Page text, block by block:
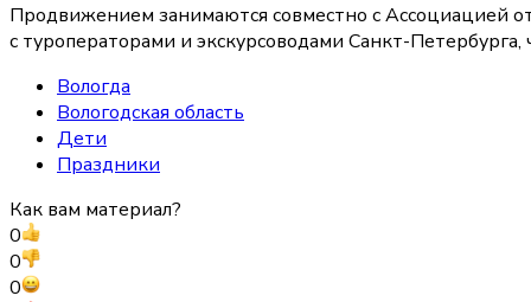
Продвижением занимаются совместно с Ассоциацией
с туроператорами и экскурсоводами Санкт-
Вологда
Вологодская область
Дети
Праздники
Как вам материал?
0
0
0